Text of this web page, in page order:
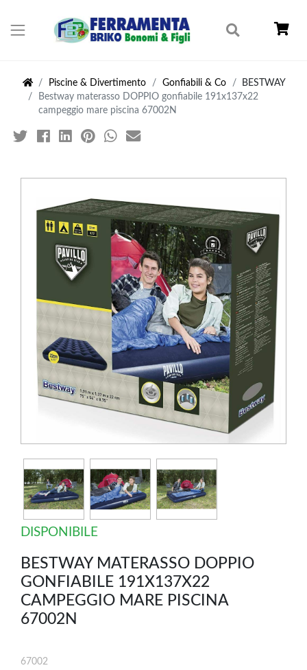
Piscine & Divertimento Gonfiabili & Co
BESTWAY
Bestway materasso DOPPIO gonfiabile 191x137x22
campeggio mare piscina 67002N
DISPONIBILE
BESTWAY MATERASSO DOPPIO
GONFIABILE 191X137X22
CAMPEGGIO MARE PISCINA
67002N
67002